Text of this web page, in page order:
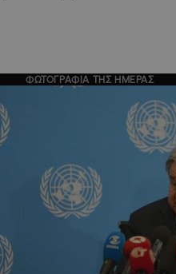
ΦΩΤΟΓΡΑΦΙΑ ΤΗΣ ΗΜΕΡΑΣ